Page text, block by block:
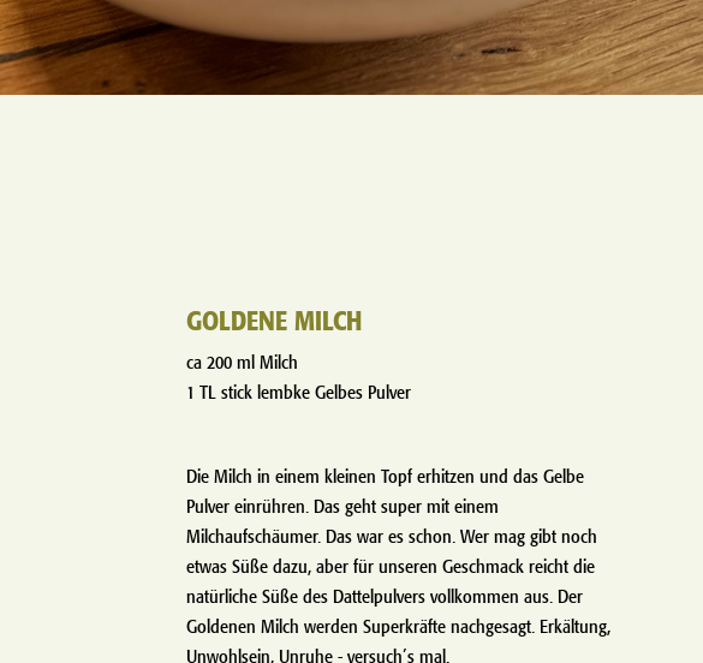
GOLDENE MILCH
ca 200 ml Milch
1 TL stick lembke Gelbes Pulver
Die Milch in einem kleinen Topf erhitzen und das Gelbe
Pulver einrühren. Das geht super mit einem
Milchaufschäumer. Das war es schon. Wer mag gibt noch
etwas Süße dazu, aber für unseren Geschmack reicht die
natürliche Süße des Dattelpulvers vollkommen aus. Der
Goldenen Milch werden Superkräfte nachgesagt. Erkältung,
Unwohlsein, Unruhe - versuch´s mal.